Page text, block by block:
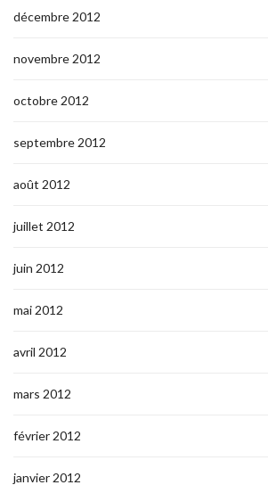
décembre 2012
novembre 2012
octobre 2012
septembre 2012
août 2012
juillet 2012
juin 2012
mai 2012
avril 2012
mars 2012
février 2012
janvier 2012